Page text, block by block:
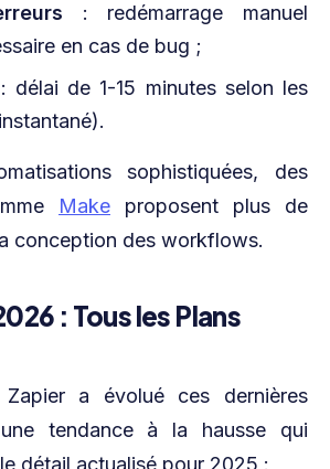
: redémarrage manuel
en cas de bug ;
: délai de 1-15 minutes selon les
sophistiquées, des
Make proposent plus de
conception des workflows.
: Tous les Plans
a évolué ces dernières
tendance à la hausse qui